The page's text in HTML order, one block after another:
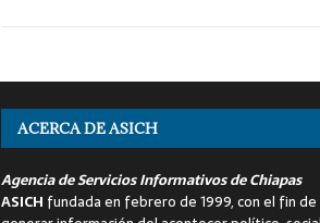
ACERCA DE ASICH
Agencia de Servicios Informativos de Chiapas
ASICH fundada en febrero de 1999, con el fin de